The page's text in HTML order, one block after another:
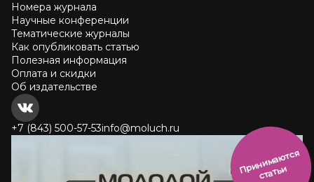
Номера журнала
Научные конференции
Тематические журналы
Как опубликовать статью
Полезная информация
Оплата и скидки
Об издательстве
+7 (843) 500-57-53info@moluch.ru
П
р
и
н
и
м
а
ют
с
я
ст
ать
и